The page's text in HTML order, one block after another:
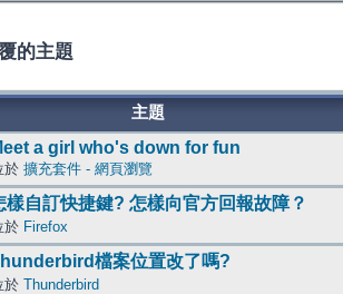
的主題
主題
a girl who's down for fun
於 擴充套件 - 網頁瀏覽
樣自訂快捷鍵? 怎樣向官方回報故障？
於 Firefox
檔案位置改了嗎?
於 Thunderbird